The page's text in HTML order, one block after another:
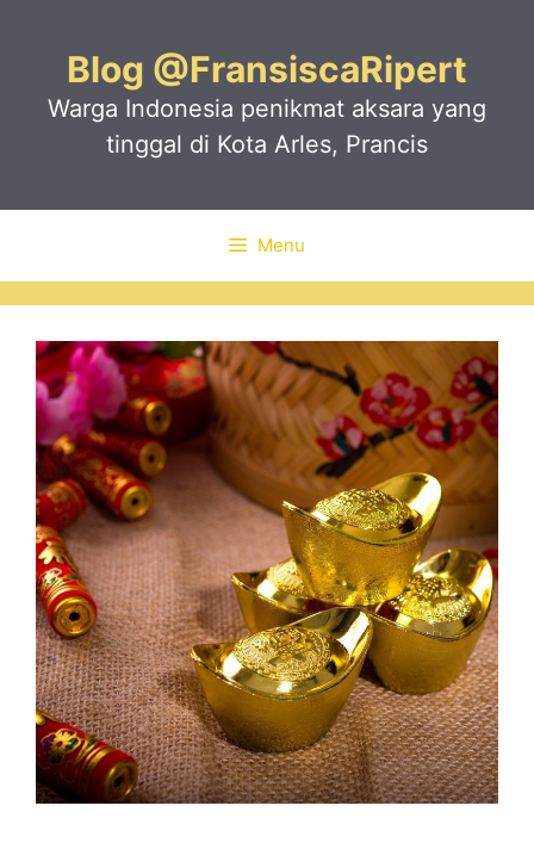
Blog @FransiscaRipert
Warga Indonesia penikmat aksara yang
tinggal di Kota Arles, Prancis
Menu